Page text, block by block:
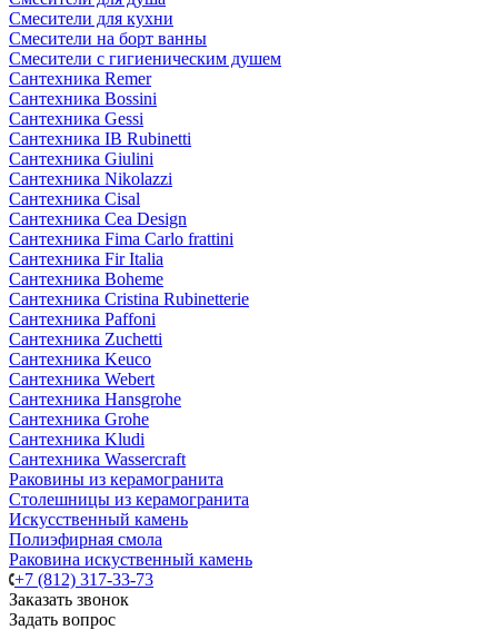
Смесители для кухни
Смесители на борт ванны
Смесители с гигиеническим душем
Сантехника Remer
Сантехника Bossini
Сантехника Gessi
Сантехника IB Rubinetti
Сантехника Giulini
Сантехника Nikolazzi
Сантехника Cisal
Сантехника Cea Design
Сантехника Fima Carlo frattini
Сантехника Fir Italia
Сантехника Boheme
Сантехника Cristina Rubinetterie
Сантехника Paffoni
Сантехника Zuchetti
Сантехника Keuco
Сантехника Webert
Сантехника Hansgrohe
Сантехника Grohe
Сантехника Kludi
Сантехника Wassercraft
Раковины из керамогранита
Столешницы из керамогранита
Искусственный камень
Полиэфирная смола
Раковина искуственный камень
+7 (812) 317-33-73
Заказать звонок
Задать вопрос